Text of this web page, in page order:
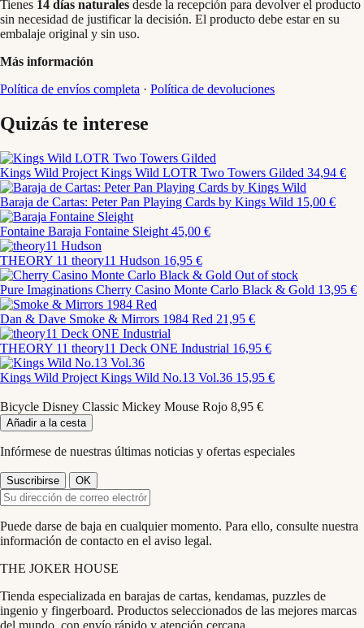
Tienes 14 días naturales desde la recepción para devolver el producto
sin necesidad de justificar la decisión. El producto debe estar en su
embalaje original y sin uso.
Más información
Política de envíos completa · Política de devoluciones
Quizás te interese
Kings Wild Project Kings Wild LOTR Two Towers Gilded 34,94 €
Baraja de Cartas: Peter Pan Playing Cards by Kings Wild 15,00 €
Fontaine Baraja Fontaine Sleight 45,00 €
THEORY 11 theory11 Hudson 16,95 €
Out of stock
Pure Imaginations Cherry Casino Monte Carlo Black & Gold 13,95 €
Dan & Dave Smoke & Mirrors 1984 Red 21,95 €
THEORY 11 theory11 Deck ONE Industrial 16,95 €
Kings Wild Project Kings Wild No.13 Vol.36 15,95 €
Bicycle Disney Classic Mickey Mouse Rojo 8,95 €
Añadir a la cesta
Infórmese de nuestras últimas noticias y ofertas especiales
Puede darse de baja en cualquier momento. Para ello, consulte nuestra
información de contacto en el aviso legal.
THE JOKER HOUSE
Tienda especializada en barajas de cartas, kendamas, puzzles de
ingenio y fingerboard. Productos seleccionados de las mejores marcas
del mundo, con envío rápido y atención cercana.